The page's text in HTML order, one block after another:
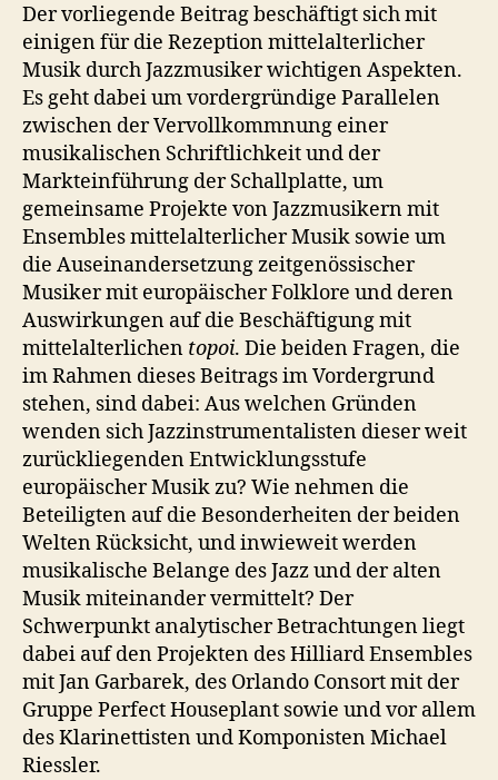
Der vorliegende Beitrag beschäftigt sich mit
einigen für die Rezeption mittelalterlicher
Musik durch Jazzmusiker wichtigen Aspekten.
Es geht dabei um vordergründige Parallelen
zwischen der Vervollkommnung einer
musikalischen Schriftlichkeit und der
Markteinführung der Schallplatte, um
gemeinsame Projekte von Jazzmusikern mit
Ensembles mittelalterlicher Musik sowie um
die Auseinandersetzung zeitgenössischer
Musiker mit europäischer Folklore und deren
Auswirkungen auf die Beschäftigung mit
mittelalterlichen topoi. Die beiden Fragen, die
im Rahmen dieses Beitrags im Vordergrund
stehen, sind dabei: Aus welchen Gründen
wenden sich Jazzinstrumentalisten dieser weit
zurückliegenden Entwicklungsstufe
europäischer Musik zu? Wie nehmen die
Beteiligten auf die Besonderheiten der beiden
Welten Rücksicht, und inwieweit werden
musikalische Belange des Jazz und der alten
Musik miteinander vermittelt? Der
Schwerpunkt analytischer Betrachtungen liegt
dabei auf den Projekten des Hilliard Ensembles
mit Jan Garbarek, des Orlando Consort mit der
Gruppe Perfect Houseplant sowie und vor allem
des Klarinettisten und Komponisten Michael
Riessler.